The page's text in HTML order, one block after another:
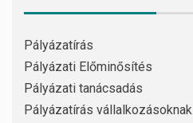
Pályázatírás
Pályázati Előminősítés
Pályázati tanácsadás
Pályázatírás vállalkozásoknak